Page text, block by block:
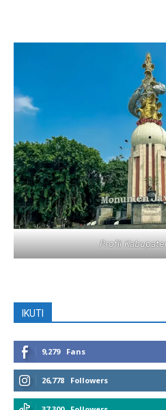
Profil
IKUTI
9,279 Fans
26,778 Followers